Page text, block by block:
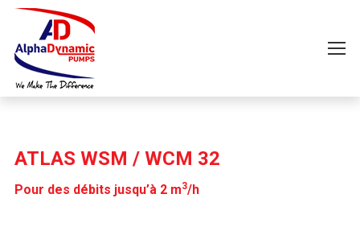
ATLAS WSM / WCM 32
Pour des débits jusqu’à 2 m3/h